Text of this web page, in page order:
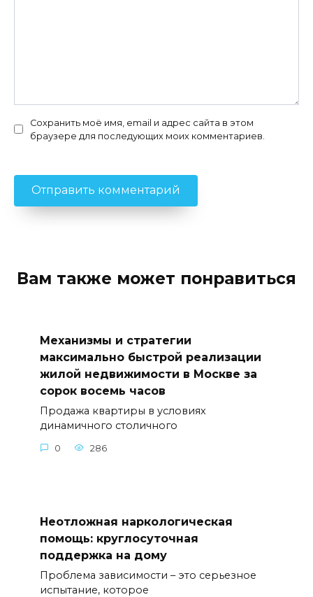
Сохранить моё имя, email и адрес сайта в этом
браузере для последующих моих комментариев.
Вам также может понравиться
Механизмы и стратегии
максимально быстрой реализации
жилой недвижимости в Москве за
сорок восемь часов
Продажа квартиры в условиях
динамичного столичного
0 286
Неотложная наркологическая
помощь: круглосуточная
поддержка на дому
Проблема зависимости – это серьезное
испытание, которое